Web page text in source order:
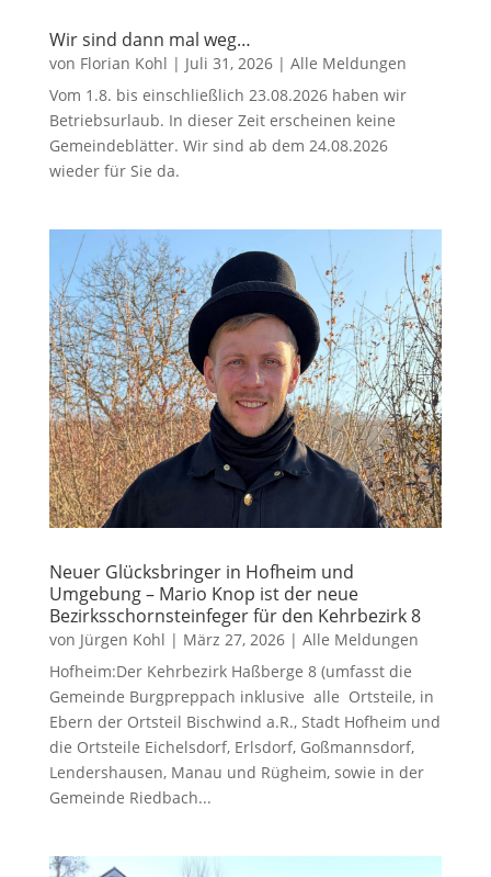
Wir sind dann mal weg…
von Florian Kohl | Juli 31, 2026| Alle Meldungen
Vom 1.8. bis einschließlich 23.08.2026 haben wir
Betriebsurlaub. In dieser Zeit erscheinen keine
Gemeindeblätter. Wir sind ab dem 24.08.2026
wieder für Sie da.
Neuer Glücksbringer in Hofheim und
Umgebung – Mario Knop ist der neue
Bezirksschornsteinfeger für den Kehrbezirk 8
von Jürgen Kohl | März 27, 2026| Alle Meldungen
Hofheim:Der Kehrbezirk Haßberge 8 (umfasst die
Gemeinde Burgpreppach inklusive alle Ortsteile, in
Ebern der Ortsteil Bischwind a.R., Stadt Hofheim und
die Ortsteile Eichelsdorf, Erlsdorf, Goßmannsdorf,
Lendershausen, Manau und Rügheim, sowie in der
Gemeinde Riedbach...